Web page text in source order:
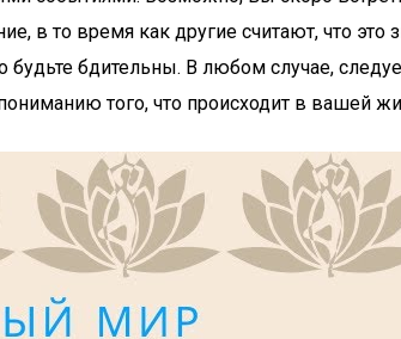
в то время как другие считают, что это
бдительны. В любом случае,
того, что происходит в вашей